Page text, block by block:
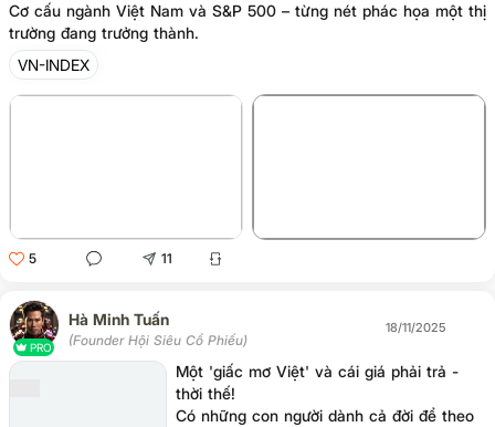
Cơ cấu ngành Việt Nam và S&P 500 – từng nét phác họa một thị
trường đang trưởng thành.
VN-INDEX
5 11
PRO
Hà Minh Tuấn
(Founder Hội Siêu Cổ Phiếu)
18/11/2025
Một 'giấc mơ Việt' và cái giá phải trả -
thời thế!
Có những con người dành cả đời để theo